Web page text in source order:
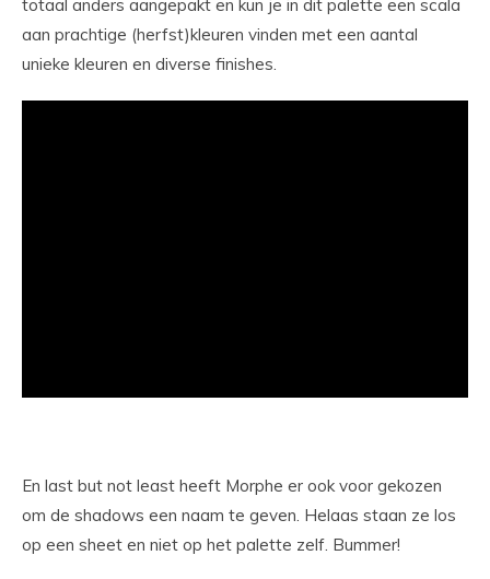
totaal anders aangepakt en kun je in dit palette een scala
aan prachtige (herfst)kleuren vinden met een aantal
unieke kleuren en diverse finishes.
En last but not least heeft Morphe er ook voor gekozen
om de shadows een naam te geven. Helaas staan ze los
op een sheet en niet op het palette zelf. Bummer!